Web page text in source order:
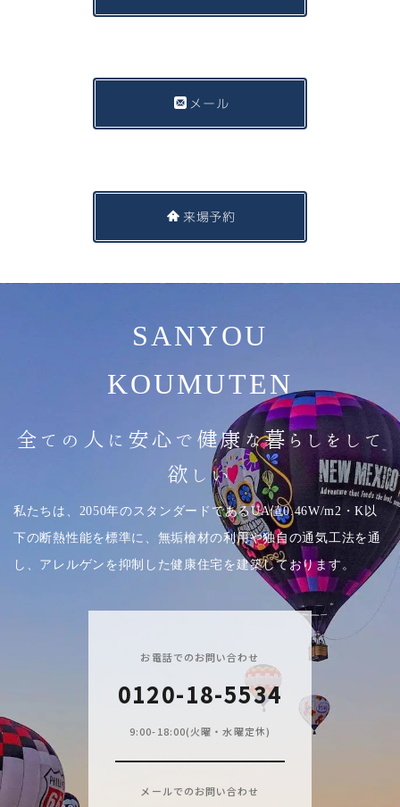
メール
来場予約
SANYOU
KOUMUTEN
全ての人に安心で健康な暮らしをして
欲しい
私たちは、2050年のスタンダードであるUA値0.46W/m2・K以
下の断熱性能を標準に、無垢檜材の利用や独自の通気工法を通
し、アレルゲンを抑制した健康住宅を建築しております。
お電話でのお問い合わせ
0120-18-5534
9:00-18:00(火曜・水曜定休)
メールでのお問い合わせ